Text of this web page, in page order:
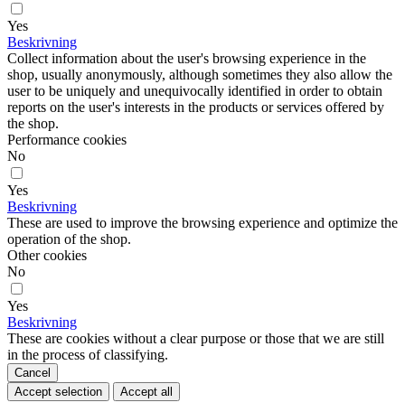
Yes
Beskrivning
Collect information about the user's browsing experience in the
shop, usually anonymously, although sometimes they also allow the
user to be uniquely and unequivocally identified in order to obtain
reports on the user's interests in the products or services offered by
the shop.
Performance cookies
No
Yes
Beskrivning
These are used to improve the browsing experience and optimize the
operation of the shop.
Other cookies
No
Yes
Beskrivning
These are cookies without a clear purpose or those that we are still
in the process of classifying.
Cancel
Accept selection
Accept all